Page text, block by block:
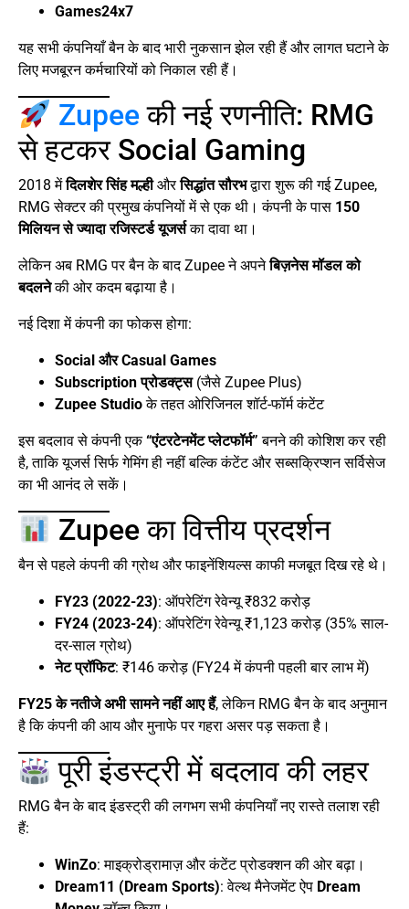
Games24x7
यह सभी कंपनियाँ बैन के बाद भारी नुकसान झेल रही हैं और लागत घटाने के
लिए मजबूरन कर्मचारियों को निकाल रही हैं।
Zupeeकी नई रणनीति: RMG
से हटकर Social Gaming
2018 मेंदिलशेर सिंह मल्हीऔरसिद्धांत सौरभद्वारा शुरू की गई Zupee,
RMG सेक्टर की प्रमुख कंपनियों में से एक थी। कंपनी के पास 150
मिलियन से ज्यादा रजिस्टर्ड यूजर्सका दावा था।
लेकिन अब RMG पर बैन के बाद Zupee ने अपनेबिज़नेस मॉडल को
बदलनेकी ओर कदम बढ़ाया है।
नई दिशा में कंपनी का फोकस होगा:
Social और Casual Games
Subscription प्रोडक्ट्स(जैसे Zupee Plus)
Zupee Studioके तहत ओरिजिनल शॉर्ट-फॉर्म कंटेंट
इस बदलाव से कंपनी एक“एंटरटेनमेंट प्लेटफॉर्म” बनने की कोशिश कर रही
है, ताकि यूजर्स सिर्फ गेमिंग ही नहीं बल्कि कंटेंट और सब्सक्रिप्शन सर्विसेज
का भी आनंद ले सकें।
Zupee का वित्तीय प्रदर्शन
बैन से पहले कंपनी की ग्रोथ और फाइनेंशियल्स काफी मजबूत दिख रहे थे।
FY23 (2022-23): ऑपरेटिंग रेवेन्यू ₹832 करोड़
FY24 (2023-24): ऑपरेटिंग रेवेन्यू ₹1,123 करोड़ (35% साल-
दर-साल ग्रोथ)
नेट प्रॉफिट: ₹146 करोड़ (FY24 में कंपनी पहली बार लाभ में)
FY25 के नतीजे अभी सामने नहीं आए हैं, लेकिन RMG बैन के बाद अनुमान
है कि कंपनी की आय और मुनाफे पर गहरा असर पड़ सकता है।
पूरी इंडस्ट्री में बदलाव की लहर
RMG बैन के बाद इंडस्ट्री की लगभग सभी कंपनियाँ नए रास्ते तलाश रही
हैं:
WinZo: माइक्रोड्रामाज़ और कंटेंट प्रोडक्शन की ओर बढ़ा।
Dream11 (Dream Sports): वेल्थ मैनेजमेंट ऐप Dream